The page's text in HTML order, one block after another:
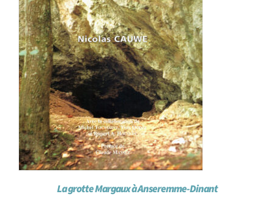
La grotte Margaux à Anseremme-Dinant